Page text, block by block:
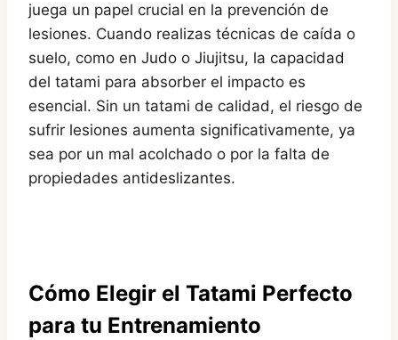
juega un papel crucial en la prevención de
lesiones. Cuando realizas técnicas de caída o
suelo, como en Judo o Jiujitsu, la capacidad
del tatami para absorber el impacto es
esencial. Sin un tatami de calidad, el riesgo de
sufrir lesiones aumenta significativamente, ya
sea por un mal acolchado o por la falta de
propiedades antideslizantes.
Cómo Elegir el Tatami Perfecto
para tu Entrenamiento